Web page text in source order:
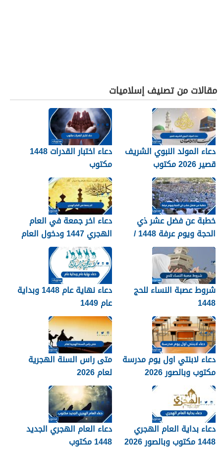
مقالات من تصنيف إسلاميات
دعاء المولد النبوي الشريف
قصير 2026 مكتوب
دعاء اختبار القدرات 1448
مكتوب
خطبة عن فضل عشر ذي
الحجة ويوم عرفة 1448 /
2026
دعاء اخر جمعة في العام
الهجري 1447 ودخول العام
الجديد 1448
شروط عصبة النساء للحج
1448
دعاء نهاية عام 1448 وبداية
عام 1449
دعاء لابنتي اول يوم مدرسة
مكتوب وبالصور 2026
متى راس السنة الهجرية
لعام 2026
دعاء بداية العام الهجري
1448 مكتوب وبالصور 2026
دعاء العام الهجري الجديد
1448 مكتوب